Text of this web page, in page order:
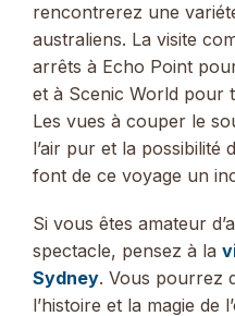
rencontrerez une
australiens. La visite
arrêts à Echo Point
et à Scenic World pour
Les vues à couper le
l’air pur et la possibilité
font de ce voyage un
Si vous êtes amateur
spectacle, pensez à la
Sydney. Vous pourrez
l’histoire et la magie de